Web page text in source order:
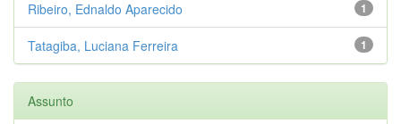
1
Ribeiro, Ednaldo Aparecido
1
Tatagiba, Luciana Ferreira
Assunto